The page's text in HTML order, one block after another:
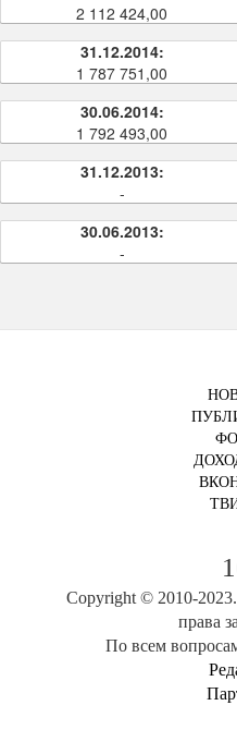
2 112 424,00
31.12.2014:
1 787 751,00
30.06.2014:
1 792 493,00
31.12.2013:
-
30.06.2013:
-
Copyright © 2010-2023.
права
По всем